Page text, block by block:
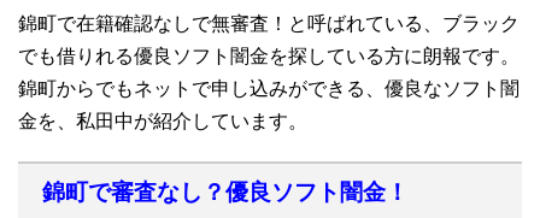
錦町で在籍確認なしで無審査！と呼ばれている、ブラック
でも借りれる優良ソフト闇金を探している方に朗報です。
錦町からでもネットで申し込みができる、優良なソフト闇
金を、私田中が紹介しています。
錦町で審査なし？優良ソフト闇金！